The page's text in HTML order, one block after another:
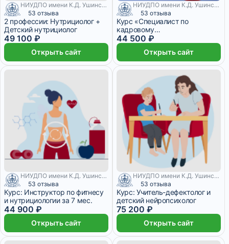
НИУДПО имени К.Д. Ушинского
53 отзыва
2 профессии: Нутрициолог +
Детский нутрициолог
49 100 ₽
Открыть сайт
НИУДПО имени К.Д. Ушинского
53 отзыва
Курс «Специалист по
кадровому
делопроизводству» (670ч)
44 500 ₽
Открыть сайт
НИУДПО имени К.Д. Ушинского
53 отзыва
Курс: Инструктор по фитнесу
и нутрициологии за 7 мес.
44 900 ₽
Открыть сайт
НИУДПО имени К.Д. Ушинского
53 отзыва
Курс: Учитель-дефектолог и
детский нейропсихолог
75 200 ₽
Открыть сайт